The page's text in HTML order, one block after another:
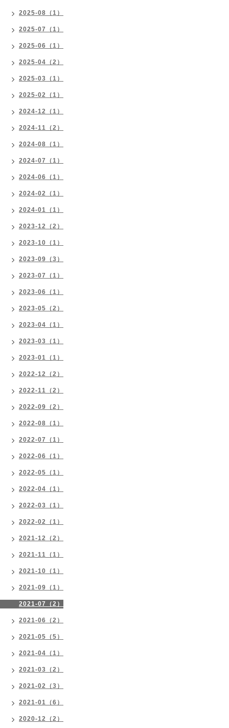
2025-08（1）
2025-07（1）
2025-06（1）
2025-04（2）
2025-03（1）
2025-02（1）
2024-12（1）
2024-11（2）
2024-08（1）
2024-07（1）
2024-06（1）
2024-02（1）
2024-01（1）
2023-12（2）
2023-10（1）
2023-09（3）
2023-07（1）
2023-06（1）
2023-05（2）
2023-04（1）
2023-03（1）
2023-01（1）
2022-12（2）
2022-11（2）
2022-09（2）
2022-08（1）
2022-07（1）
2022-06（1）
2022-05（1）
2022-04（1）
2022-03（1）
2022-02（1）
2021-12（2）
2021-11（1）
2021-10（1）
2021-09（1）
2021-07（2）
2021-06（2）
2021-05（5）
2021-04（1）
2021-03（2）
2021-02（3）
2021-01（6）
2020-12（2）